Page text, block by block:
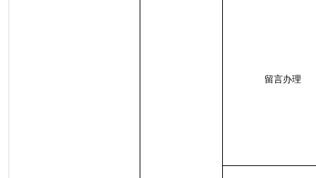
留言办理